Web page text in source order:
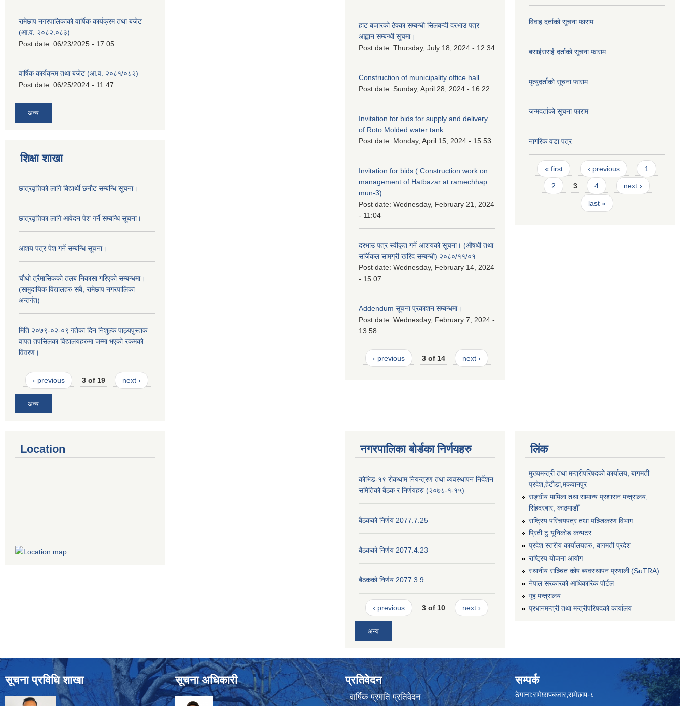
रामेछाप नगरपालिकाको वार्षिक कार्यक्रम तथा बजेट
(आ.व. २०८२.०८३)
Post date: 06/23/2025 - 17:05
वार्षिक कार्यक्रम तथा बजेट (आ.व. २०८१/०८२)
Post date: 06/25/2024 - 11:47
अन्य
शिक्षा शाखा
छात्रवृत्तिको लागि बिद्यार्थी छनौट सम्बन्धि सूचना।
छात्रवृत्तिका लागि आवेदन पेश गर्ने सम्बन्धि सूचना।
आशय पत्र पेश गर्ने सम्बन्धि सूचना।
चौथो त्रैमासिकको तलब निकासा गरिएको सम्बन्धमा।
(सामुदायिक विद्यालहरु सबै, रामेछाप नगरपालिका
अन्तर्गत)
मिति २०७९-०२-०९ गतेका दिन निशुल्क पाठ्यपुस्तक
वापत तपसिलका विद्यालयहरुमा जम्मा भएको रकमको
विवरण।
‹ previous 3 of 19 next ›
अन्य
हाट बजारको ठेक्का सम्बन्धी सिलबन्दी दरभाउ पत्र
आह्वान सम्बन्धी सूचमा।
Post date: Thursday, July 18, 2024 - 12:34
Construction of municipality office hall
Post date: Sunday, April 28, 2024 - 16:22
Invitation for bids for supply and delivery
of Roto Molded water tank.
Post date: Monday, April 15, 2024 - 15:53
Invitation for bids ( Construction work on
management of Hatbazar at ramechhap
mun-3)
Post date: Wednesday, February 21, 2024
- 11:04
दरभाउ पत्र स्वीकृत गर्ने आशयको सूचना। (औषधी तथा
सर्जिकल सामग्री खरिद सम्बन्धी) २०८०/११/०१
Post date: Wednesday, February 14, 2024
- 15:07
Addendum सूचना प्रकाशन सम्बन्धमा।
Post date: Wednesday, February 7, 2024 -
13:58
‹ previous 3 of 14 next ›
विवाह दर्ताको सूचना फाराम
बसाईसराई दर्ताको सूचना फाराम
मृत्युदर्ताको सूचना फाराम
जन्मदर्ताको सूचना फाराम
नागरिक वडा पत्र
Pages
« first ‹ previous 1
2 3 4 next ›
last »
Location नगरपालिका बोर्डका निर्णयहरु
कोभिड-१९ रोकथाम नियन्त्रण तथा व्यवस्थापन निर्देशन
समितिको बैठक र निर्णयहरु (२०७८-१-१५)
बैठकको निर्णय 2077.7.25
बैठकको निर्णय 2077.4.23
बैठकको निर्णय 2077.3.9
‹ previous 3 of 10 next ›
अन्य
लिंक
मुख्यमन्त्री तथा मन्त्रीपरिषदको कार्यालय, बागमती
प्रदेश,हेटाैडा,मकवानपुर
सङ्‍घीय मामिला तथा सामान्य प्रशासन मन्त्रालय,
सिंहदरबार, काठमाडौँ
राष्ट्रिय परिचयपत्र तथा पञ्जिकरण विभाग
प्रिती टु यूनिकोड कन्भटर
प्रदेश स्तरीय कार्यालयहरु, बागमती प्रदेश
राष्ट्रिय योजना आयोग
स्थानीय सञ्चित कोष ब्यवस्थापन प्रणाली (SuTRA)
नेपाल सरकारको आधिकारिक पोर्टल
गृह मन्त्रालय
प्रधानमन्त्री तथा मन्त्रीपरिषदको कार्यालय
सूचना प्रविधि शाखा सूचना अधिकारी प्रतिवेदन
वार्षिक प्रगति प्रतिवेदन
सम्पर्क
ठेगाना:रामेछापबजार,रामेछाप-८